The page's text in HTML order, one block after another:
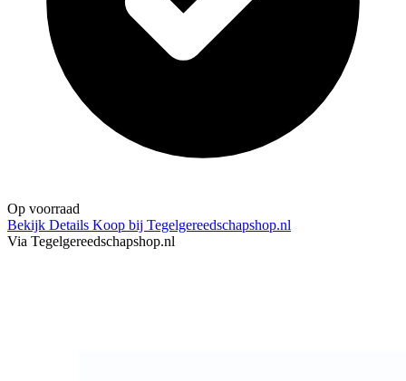
Op voorraad
Bekijk Details Koop bij Tegelgereedschapshop.nl
Via Tegelgereedschapshop.nl